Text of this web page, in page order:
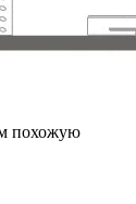
похожую